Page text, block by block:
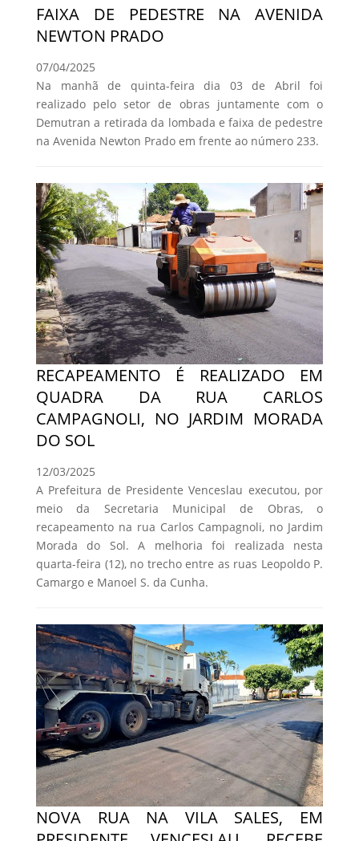
FAIXA DE PEDESTRE NA AVENIDA
NEWTON PRADO
07/04/2025
Na manhã de quinta-feira dia 03 de Abril foi
realizado pelo setor de obras juntamente com o
Demutran a retirada da lombada e faixa de pedestre
na Avenida Newton Prado em frente ao número 233.
RECAPEAMENTO É REALIZADO EM
QUADRA DA RUA CARLOS
CAMPAGNOLI, NO JARDIM MORADA
DO SOL
12/03/2025
A Prefeitura de Presidente Venceslau executou, por
meio da Secretaria Municipal de Obras, o
recapeamento na rua Carlos Campagnoli, no Jardim
Morada do Sol. A melhoria foi realizada nesta
quarta-feira (12), no trecho entre as ruas Leopoldo P.
Camargo e Manoel S. da Cunha.
NOVA RUA NA VILA SALES, EM